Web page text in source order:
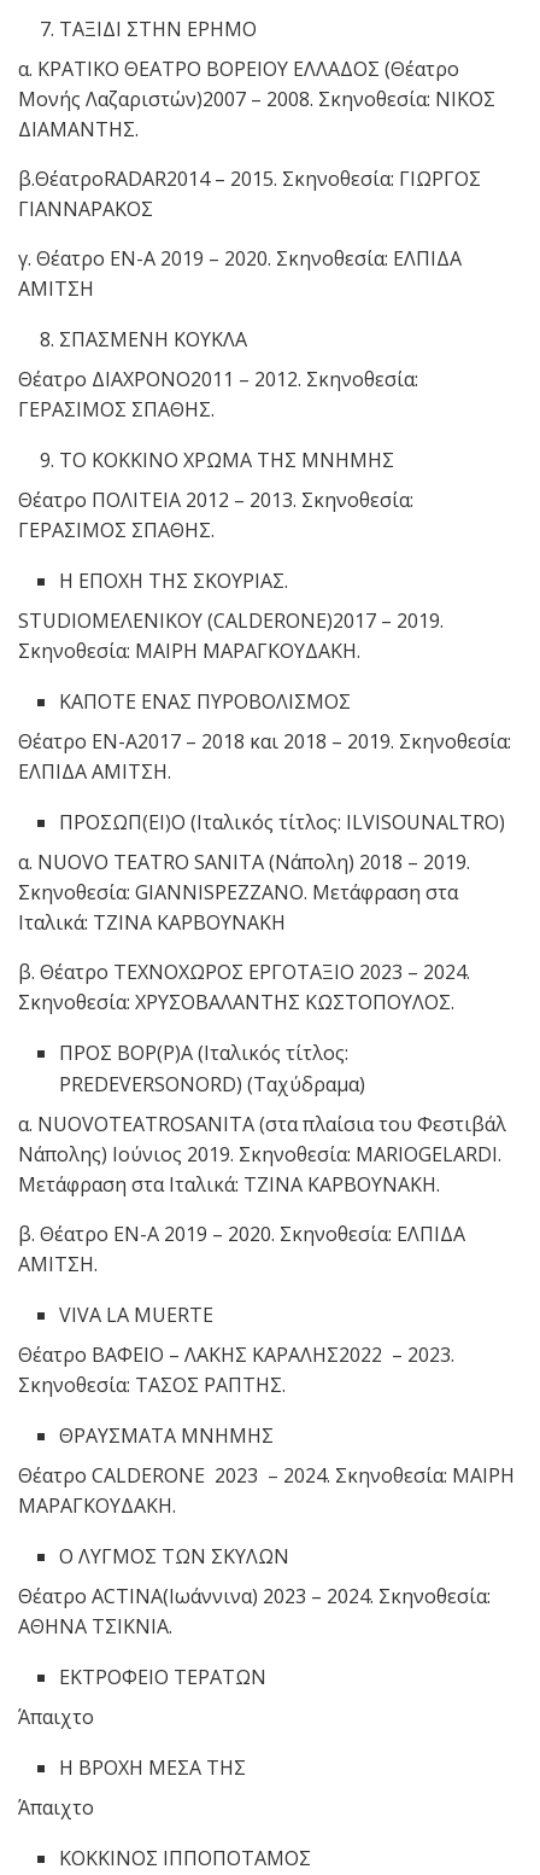
ΤΑΞΙΔΙ ΣΤΗΝ ΕΡΗΜΟ
α. ΚΡΑΤΙΚΟ ΘΕΑΤΡΟ ΒΟΡΕΙΟΥ ΕΛΛΑΔΟΣ (Θέατρο
Μονής Λαζαριστών)2007 – 2008. Σκηνοθεσία: ΝΙΚΟΣ
ΔΙΑΜΑΝΤΗΣ.
β.ΘέατροRADAR2014 – 2015. Σκηνοθεσία: ΓΙΩΡΓΟΣ
ΓΙΑΝΝΑΡΑΚΟΣ
γ. Θέατρο ΕΝ-Α 2019 – 2020. Σκηνοθεσία: ΕΛΠΙΔΑ
ΑΜΙΤΣΗ
ΣΠΑΣΜΕΝΗ ΚΟΥΚΛΑ
Θέατρο ΔΙΑΧΡΟΝΟ2011 – 2012. Σκηνοθεσία:
ΓΕΡΑΣΙΜΟΣ ΣΠΑΘΗΣ.
ΤΟ ΚΟΚΚΙΝΟ ΧΡΩΜΑ ΤΗΣ ΜΝΗΜΗΣ
Θέατρο ΠΟΛΙΤΕΙΑ 2012 – 2013. Σκηνοθεσία:
ΓΕΡΑΣΙΜΟΣ ΣΠΑΘΗΣ.
Η ΕΠΟΧΗ ΤΗΣ ΣΚΟΥΡΙΑΣ.
STUDIOΜΕΛΕΝΙΚΟΥ (CALDERONE)2017 – 2019.
Σκηνοθεσία: ΜΑΙΡΗ ΜΑΡΑΓΚΟΥΔΑΚΗ.
ΚΑΠΟΤΕ ΕΝΑΣ ΠΥΡΟΒΟΛΙΣΜΟΣ
Θέατρο ΕΝ-Α2017 – 2018 και 2018 – 2019. Σκηνοθεσία:
ΕΛΠΙΔΑ ΑΜΙΤΣΗ.
ΠΡΟΣΩΠ(ΕΙ)Ο (Ιταλικός τίτλος: ILVISOUNALTRO)
α. NUOVO TEATRO SANITA (Νάπολη) 2018 – 2019.
Σκηνοθεσία: GIANNISPEZZANO. Μετάφραση στα
Ιταλικά: ΤΖΙΝΑ ΚΑΡΒΟΥΝΑΚΗ
β. Θέατρο ΤΕΧΝΟΧΩΡΟΣ ΕΡΓΟΤΑΞΙΟ 2023 – 2024.
Σκηνοθεσία: ΧΡΥΣΟΒΑΛΑΝΤΗΣ ΚΩΣΤΟΠΟΥΛΟΣ.
ΠΡΟΣ ΒΟΡ(Ρ)Α (Ιταλικός τίτλος:
PREDEVERSONORD) (Ταχύδραμα)
α. NUOVOTEATROSANITA (στα πλαίσια του Φεστιβάλ
Νάπολης) Ιούνιος 2019. Σκηνοθεσία: MARIOGELARDI.
Μετάφραση στα Ιταλικά: ΤΖΙΝΑ ΚΑΡΒΟΥΝΑΚΗ.
β. Θέατρο ΕΝ-Α 2019 – 2020. Σκηνοθεσία: ΕΛΠΙΔΑ
ΑΜΙΤΣΗ.
VIVA LA MUERTE
Θέατρο ΒΑΦΕΙΟ – ΛΑΚΗΣ ΚΑΡΑΛΗΣ2022 – 2023.
Σκηνοθεσία: ΤΑΣΟΣ ΡΑΠΤΗΣ.
ΘΡΑΥΣΜΑΤΑ ΜΝΗΜΗΣ
Θέατρο CALDERONE 2023 – 2024. Σκηνοθεσία: ΜΑΙΡΗ
ΜΑΡΑΓΚΟΥΔΑΚΗ.
Ο ΛΥΓΜΟΣ ΤΩΝ ΣΚΥΛΩΝ
Θέατρο ACTINA(Ιωάννινα) 2023 – 2024. Σκηνοθεσία:
ΑΘΗΝΑ ΤΣΙΚΝΙΑ.
ΕΚΤΡΟΦΕΙΟ ΤΕΡΑΤΩΝ
Άπαιχτο
Η ΒΡΟΧΗ ΜΕΣΑ ΤΗΣ
Άπαιχτο
ΚΟΚΚΙΝΟΣ ΙΠΠΟΠΟΤΑΜΟΣ